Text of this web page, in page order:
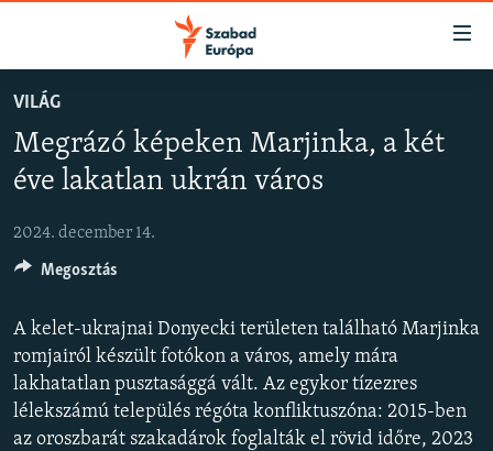
Akadálymentes
Ugrás
oldalra
Ugrás
keresésre
AKTUÁLIS
PODCASTOK
VIDEÓK
ELEMZŐ
NER15
SZABADON
TÁRSADALOM
DEMOKRÁCIA
VILÁG
Megrázó képeken Marjinka, a két
éve lakatlan ukrán város
2024. december 14.
A kelet-ukrajnai Donyecki területen található Marjinka
romjairól készült fotókon a város, amely mára
lakhatatlan pusztasággá vált. Az egykor tízezres
lélekszámú település régóta konfliktuszóna: 2015-ben
az oroszbarát szakadárok foglalták el rövid időre, 2023
Megosztás
FELIRATKOZÁS
Feliratkozás